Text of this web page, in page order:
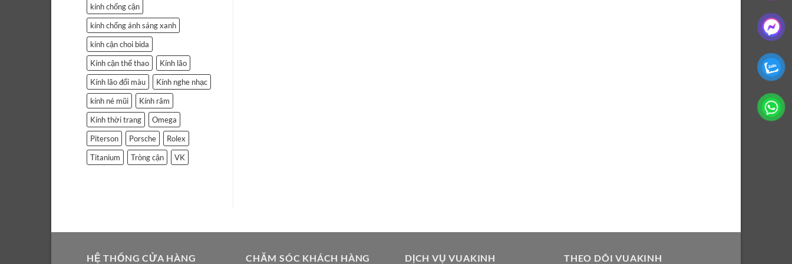
kính chống cận
kính chống ánh sáng xanh
kính cận choi bida
Kính cận thể thao
Kính lão
Kính lão đổi màu
Kính nghe nhạc
kính né mũi
Kính râm
Kính thời trang
Omega
Piterson
Porsche
Rolex
Titanium
Tròng cận VK
HỆ THỐNG CỬA HÀNG CHĂM SÓC KHÁCH HÀNG DỊCH VỤ VUAKINH THEO DÕI VUAKINH